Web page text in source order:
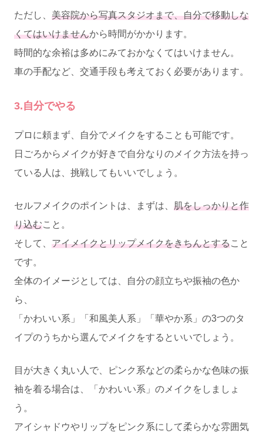
ただし、 美容院から写真スタジオまで、自分で移動しな
くてはいけませんから時間がかかります。
時間的な余裕は多めにみておかなくてはいけません。
車の手配など、交通手段も考えておく必要があります。
3.自分でやる
プロに頼まず、自分でメイクをすることも可能です。
日ごろからメイクが好きで自分なりのメイク方法を持っ
ている人は、挑戦してもいいでしょう。
セルフメイクのポイントは、まずは、 肌をしっかりと作
り込むこと。
そして、 アイメイクとリップメイクをきちんとすること
です。
全体のイメージとしては、自分の顔立ちや振袖の色か
ら、
「かわいい系」「和風美人系」「華やか系」の3つのタ
イプのうちから選んでメイクをするといいでしょう。
目が大きく丸い人で、ピンク系などの柔らかな色味の振
袖を着る場合は、「かわいい系」のメイクをしましょ
う。
アイシャドウやリップをピンク系にして柔らかな雰囲気